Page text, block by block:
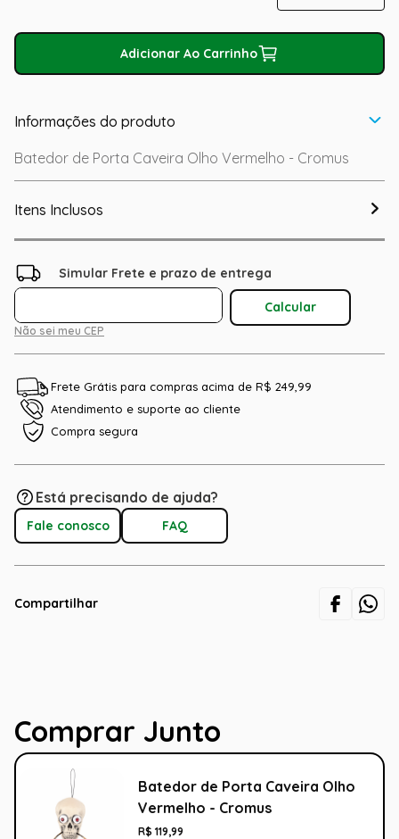
Adicionar Ao Carrinho
Informações do produto
Batedor de Porta Caveira Olho Vermelho - Cromus
Itens Inclusos
Não sei meu CEP
Frete Grátis para compras acima de R$ 249,99
Atendimento e suporte ao cliente
Compra segura
Está precisando de ajuda?
Fale conosco FAQ
Compartilhar
Comprar Junto
Batedor de Porta Caveira Olho
Vermelho - Cromus
R$ 119,99